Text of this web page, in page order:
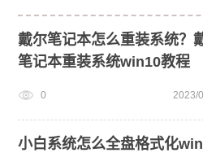
戴尔笔记本怎么重装系统？
笔记本重装系统win10教程
0 2023/
小白系统怎么全盘格式化